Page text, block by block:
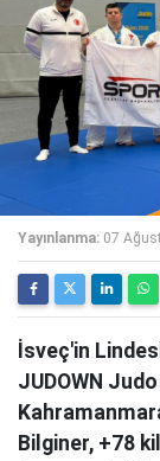
Yayınlanma: 07
İsveç'in
JUDOWN
Bilginer, +78